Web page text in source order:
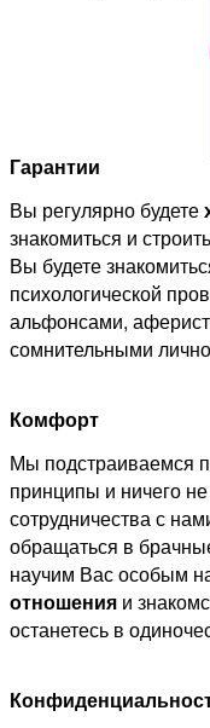
Гарантии
Вы регулярно будете
знакомиться и
Вы будете
психологической
альфонсами,
сомнительными
Комфорт
Мы подстраиваемся
принципы и ничего
сотрудничества с
обращаться в
научим Вас особым
отношения и
останетесь в